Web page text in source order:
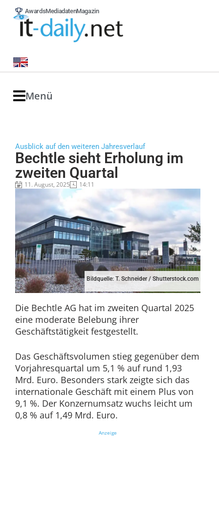
AwardsMediadatenMagazin
Menü
Ausblick auf den weiteren Jahresverlauf
Bechtle sieht Erholung im
zweiten Quartal
11. August, 2025 14:11
Bildquelle: T. Schneider / Shutterstock.com
Die Bechtle AG hat im zweiten Quartal 2025
eine moderate Belebung ihrer
Geschäftstätigkeit festgestellt.
Das Geschäftsvolumen stieg gegenüber dem
Vorjahresquartal um 5,1 % auf rund 1,93
Mrd. Euro. Besonders stark zeigte sich das
internationale Geschäft mit einem Plus von
9,1 %. Der Konzernumsatz wuchs leicht um
0,8 % auf 1,49 Mrd. Euro.
Anzeige